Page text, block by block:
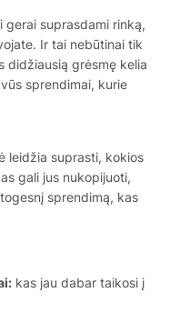
gerai suprasdami rinką,
Ir tai nebūtinai tik
didžiausią grėsmę kelia
sprendimai, kurie
leidžia suprasti, kokios
gali jus nukopijuoti,
sprendimą, kas
kas jau dabar taikosi į